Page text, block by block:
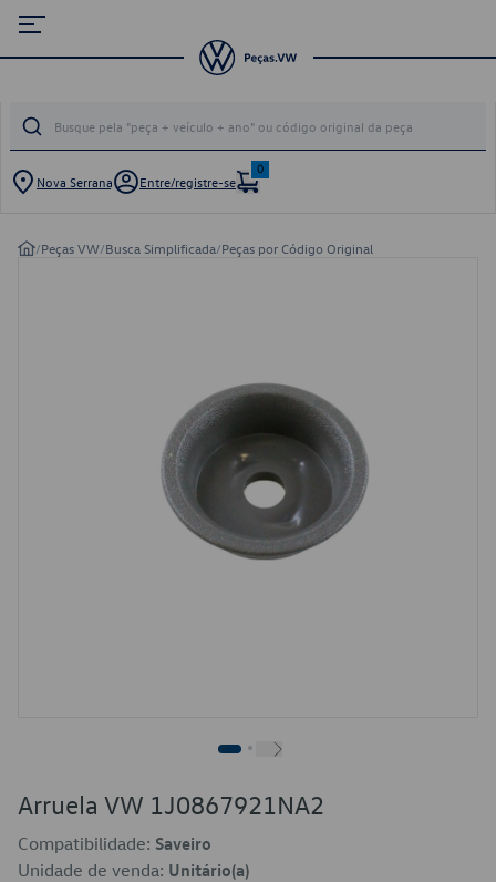
Nova Serrana Entre/registre-se
0
/Peças VW/Busca Simplificada/Peças por Código Original
Arruela VW 1J0867921NA2
Compatibilidade: Saveiro
Unidade de venda: Unitário(a)